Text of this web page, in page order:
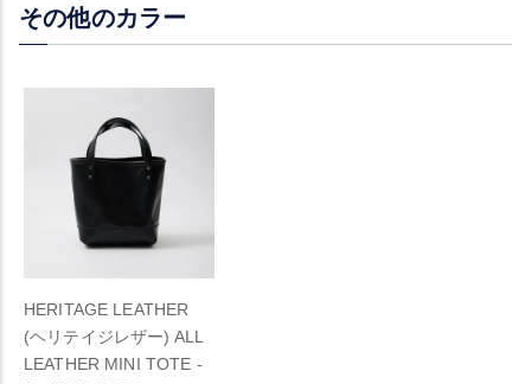
その他のカラー
HERITAGE LEATHER
(ヘリテイジレザー) ALL
LEATHER MINI TOTE -